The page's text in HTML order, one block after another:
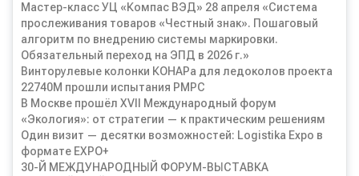
Мастер-класс УЦ «Компас ВЭД» 28 апреля «Система
прослеживания товаров «Честный знак». Пошаговый
алгоритм по внедрению системы маркировки.
Обязательный переход на ЭПД в 2026 г.»
Винторулевые колонки КОНАРа для ледоколов проекта
22740М прошли испытания РМРС
В Москве прошёл XVII Международный форум
«Экология»: от стратегии — к практическим решениям
Один визит — десятки возможностей: Logistika Expo в
формате EXPO+
30-Й МЕЖДУНАРОДНЫЙ ФОРУМ-ВЫСТАВКА